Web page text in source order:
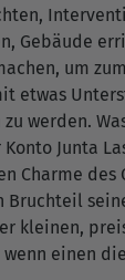
Gebäude
um zum
etwas
werden.
Junta
Charme des
Bruchteil
kleinen,
einen